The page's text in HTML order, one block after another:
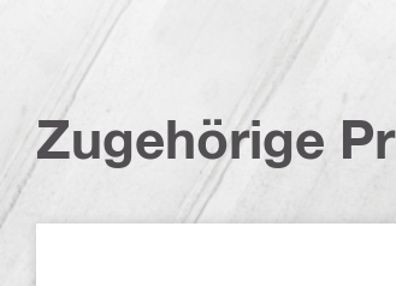
Zugehörige